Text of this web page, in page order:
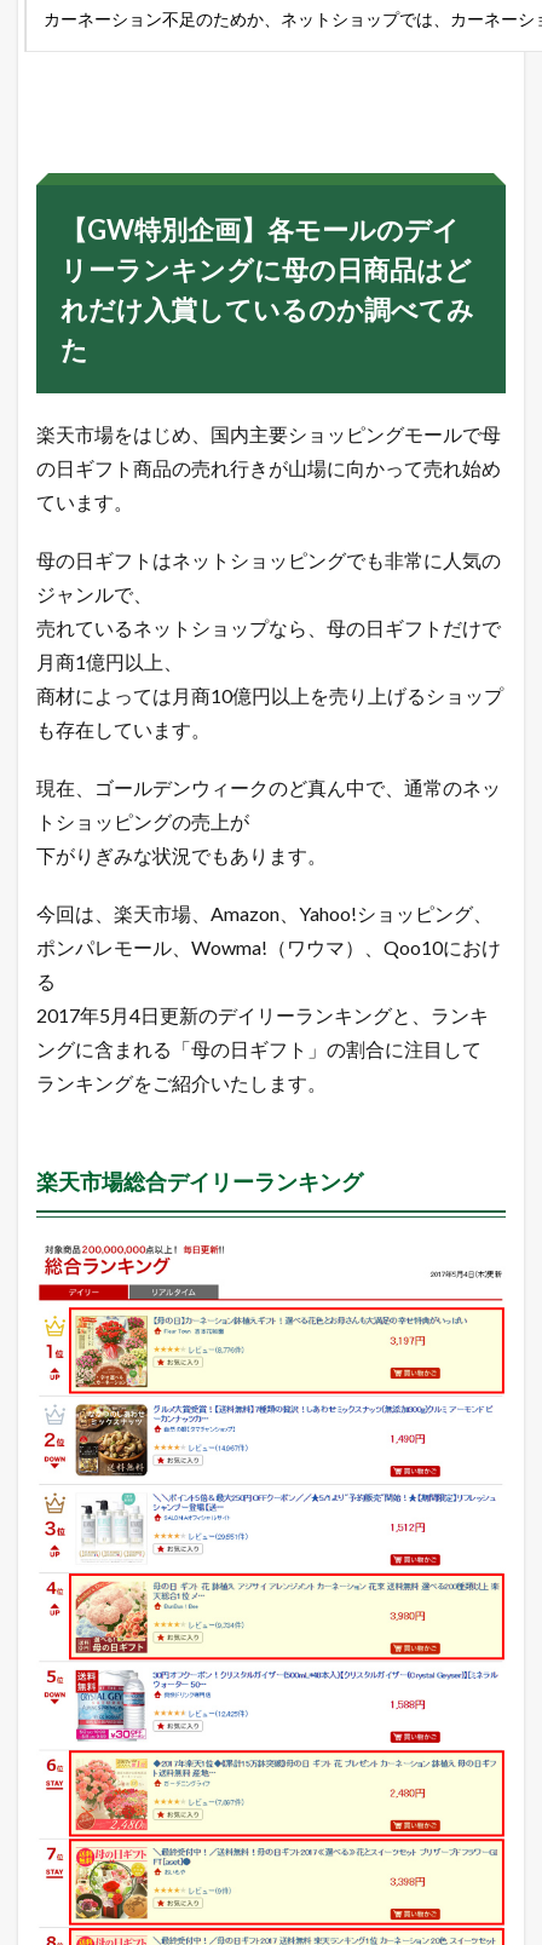
て
楽
天
市
場
総
デ
リ
ー
キ
グ
5.2
ヤ
フ
ー
シ
ン
売
筋
ラ
ン
グ
5.3
ポ
ン
ー
ル
れ
筋
ラ
ン
キ
ン
グ
5.4
A
m
a
z
o
n
売
れ
筋
ラ
ン
キ
ン
グ
5.5
W
o
w
m
a
(
ワ
ウ
カーネーション不足のためか、ネットショップでは、カーネー
【GW特別企画】各モールのデイ
リーランキングに母の日商品はど
れだけ入賞しているのか調べてみ
た
楽天市場をはじめ、国内主要ショッピングモールで母
の日ギフト商品の売れ行きが山場に向かって売れ始め
ています。
母の日ギフトはネットショッピングでも非常に人気の
ジャンルで、
売れているネットショップなら、母の日ギフトだけで
月商1億円以上、
商材によっては月商10億円以上を売り上げるショップ
も存在しています。
現在、ゴールデンウィークのど真ん中で、通常のネッ
トショッピングの売上が
下がりぎみな状況でもあります。
今回は、楽天市場、Amazon、Yahoo!ショッピング、
ポンパレモール、Wowma!（ワウマ）、Qoo10におけ
る
2017年5月4日更新のデイリーランキングと、ランキ
ングに含まれる「母の日ギフト」の割合に注目して
ランキングをご紹介いたします。
楽天市場総合デイリーランキング